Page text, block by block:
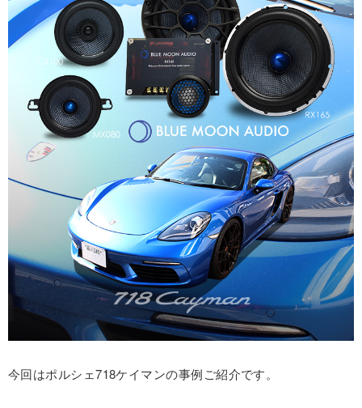
今回はポルシェ718ケイマンの事例ご紹介です。